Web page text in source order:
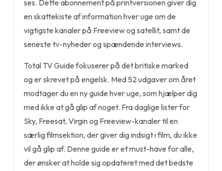
ses. Dette abonnement på printversionen giver dig
en skattekiste af information hver uge om de
vigtigste kanaler på Freeview og satellit, samt de
seneste tv-nyheder og spændende interviews.
Total TV Guide fokuserer på det britiske marked
og er skrevet på engelsk. Med 52 udgaver om året
modtager du en ny guide hver uge, som hjælper dig
med ikke at gå glip af noget. Fra daglige lister for
Sky, Freesat, Virgin og Freeview-kanaler til en
særlig filmsektion, der giver dig indsigt i film, du ikke
vil gå glip af. Denne guide er et must-have for alle,
der ønsker at holde sig opdateret med det bedste